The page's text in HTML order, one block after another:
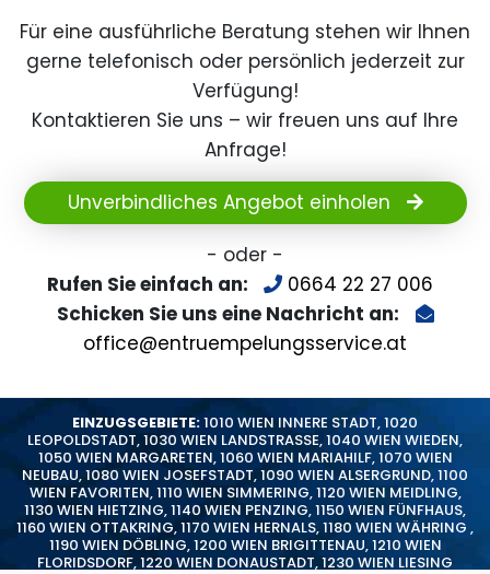
Für eine ausführliche Beratung stehen wir Ihnen
gerne telefonisch oder persönlich jederzeit zur
Verfügung!
Kontaktieren Sie uns – wir freuen uns auf Ihre
Anfrage!
Unverbindliches Angebot einholen
- oder -
Rufen Sie einfach an:
0664 22 27 006
Schicken Sie uns eine Nachricht an:
office@entruempelungsservice.at
EINZUGSGEBIETE:1010 WIEN INNERE STADT,1020
LEOPOLDSTADT,1030 WIEN LANDSTRASSE,1040 WIEN WIEDEN,
1050 WIEN MARGARETEN,1060 WIEN MARIAHILF,1070 WIEN
NEUBAU,1080 WIEN JOSEFSTADT,1090 WIEN ALSERGRUND,1100
WIEN FAVORITEN,1110 WIEN SIMMERING,1120 WIEN MEIDLING,
1130 WIEN HIETZING,1140 WIEN PENZING,1150 WIEN FÜNFHAUS,
1160 WIEN OTTAKRING,1170 WIEN HERNALS,1180 WIEN WÄHRING ,
1190 WIEN DÖBLING,1200 WIEN BRIGITTENAU,1210 WIEN
FLORIDSDORF,1220 WIEN DONAUSTADT,1230 WIEN LIESING